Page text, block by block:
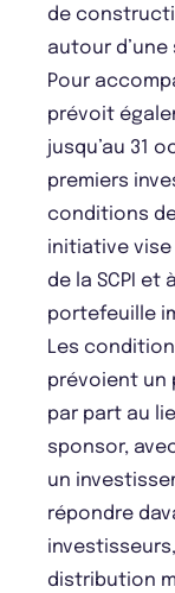
de
autour
Pour
prévoit
jusqu’au 31
premiers
conditions
initiative vise
de la SCPI
portefeuille
Les
prévoient un
par part au
sponsor,
un
répondre
distribution